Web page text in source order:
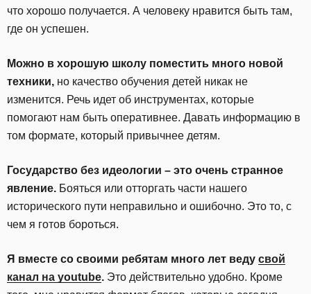
что хорошо получается. А человеку нравится быть там,
где он успешен.
Можно в хорошую школу поместить много новой
техники, но качество обучения детей никак не
изменится. Речь идет об инструментах, которые
помогают нам быть оперативнее. Давать информацию в
том формате, который привычнее детям.
Государство без идеологии – это очень странное
явление. Бояться или отторгать части нашего
исторического пути неправильно и ошибочно. Это то, с
чем я готов бороться.
Я вместе со своими ребятам много лет веду свой
канал на youtube. Это действительно удобно. Кроме